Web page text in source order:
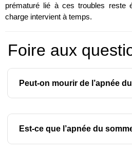
prématuré lié à ces troubles reste
charge intervient à temps.
Foire aux
Peut-on mourir de l’apnée
Unarrêt respiratoiredéfinitif
événement extrêmement rare.
Est-ce que l’apnée du